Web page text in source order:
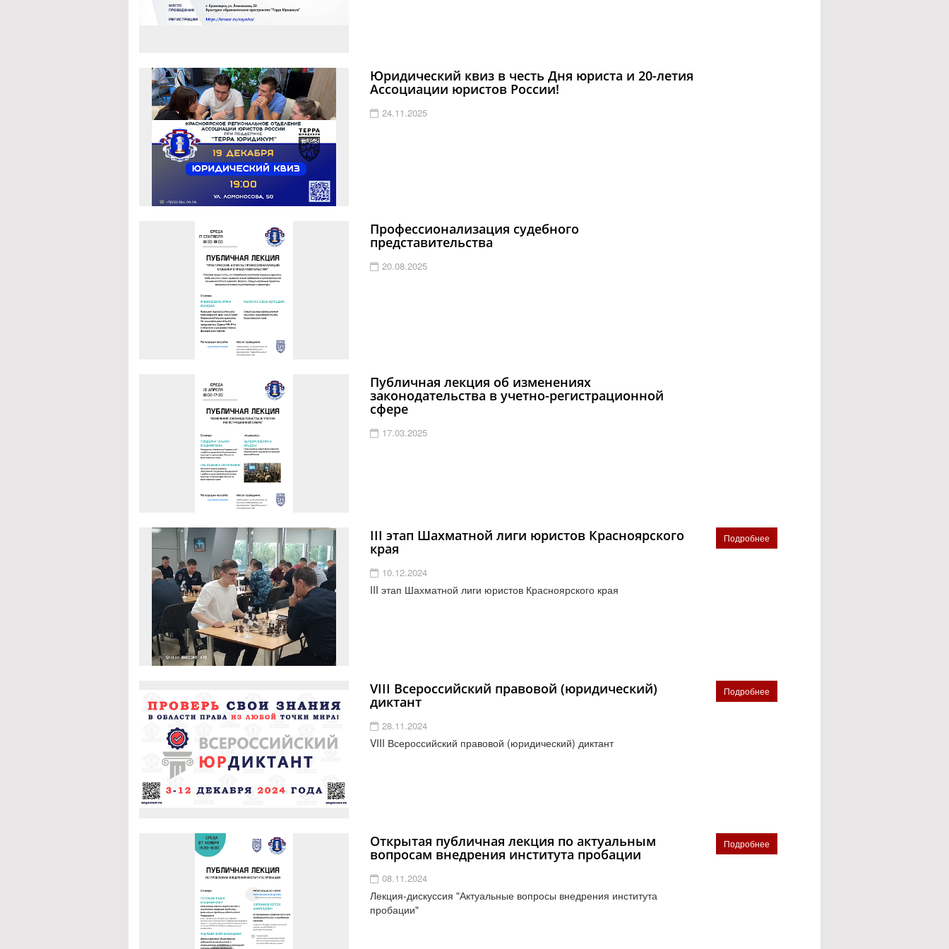
Юридический квиз в честь Дня юриста и 20-летия
Ассоциации юристов России!
24.11.2025
Профессионализация судебного
представительства
20.08.2025
Публичная лекция об изменениях
законодательства в учетно-регистрационной
сфере
17.03.2025
III этап Шахматной лиги юристов Красноярского
края
10.12.2024
III этап Шахматной лиги юристов Красноярского края
Подробнее
VIII Всероссийский правовой (юридический)
диктант
28.11.2024
VIII Всероссийский правовой (юридический) диктант
Подробнее
Открытая публичная лекция по актуальным
вопросам внедрения института пробации
08.11.2024
Лекция-дискуссия "Актуальные вопросы внедрения института
пробации"
Подробнее